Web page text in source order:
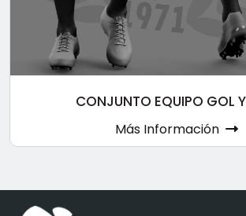
CONJUNTO EQUIPO GOL
Más Información